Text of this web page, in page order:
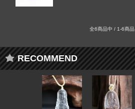
全6商品中 / 1-6商品
RECOMMEND